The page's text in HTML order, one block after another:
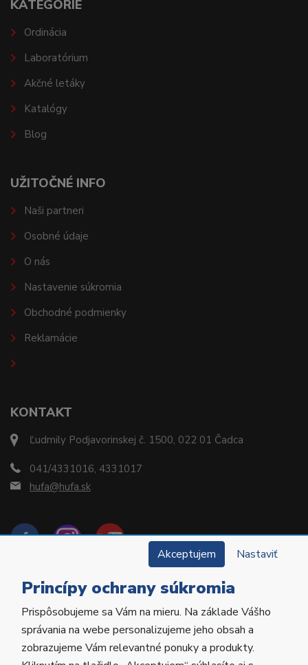
KONTAKT
Ľudmily Podjavorinskej č. 1500, 022 01 Čadca
041/4331016, 4331017
hufa@hufa.sk
KATEGÓRIE
Ordinácia
Laboratórium
Akčné letáky
Katalógy
Blog
UŽITOČNÉ INFO
Naši partneri
Osobné údaje
O nás
Nastavenie súkromia
Obchodné podmienky
Reklamácie
Copyright © 2022 Hu-Fa Dental a.s. Všetky práva
vyhradené.
Akceptujem Nastaviť
Princípy ochrany súkromia
Prispôsobujeme sa Vám na mieru. Na základe Vášho
správania na webe personalizujeme jeho obsah a
zobrazujeme Vám relevantné ponuky a produkty.